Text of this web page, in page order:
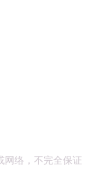
网络，不完全保证